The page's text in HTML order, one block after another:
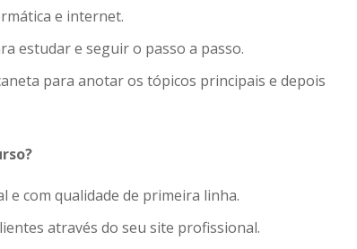
e internet.
estudar e seguir o passo a passo.
para anotar os tópicos principais e depois
com qualidade de primeira linha.
através do seu site profissional.